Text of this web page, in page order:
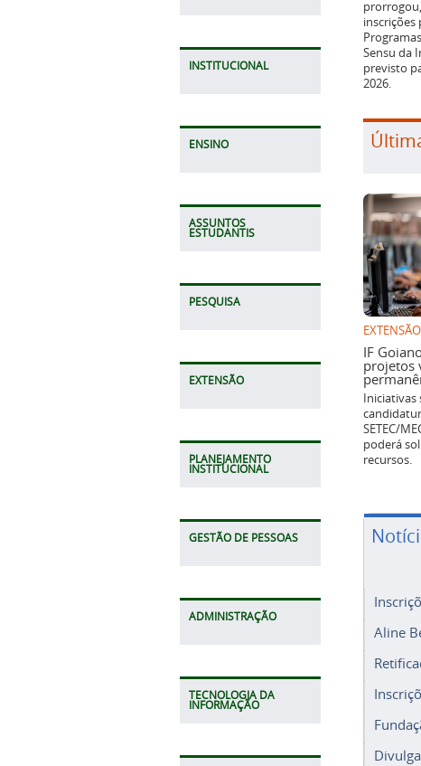
INSTITUCIONAL
ENSINO
ASSUNTOS
ESTUDANTIS
PESQUISA
EXTENSÃO
PLANEJAMENTO
INSTITUCIONAL
GESTÃO DE PESSOAS
ADMINISTRAÇÃO
TECNOLOGIA DA
INFORMAÇÃO
inscrições
Sensu da
previsto
2026.
EXTENSÃO
IF
projetos
Iniciativas
SETEC/
poderá
recursos.
Aline